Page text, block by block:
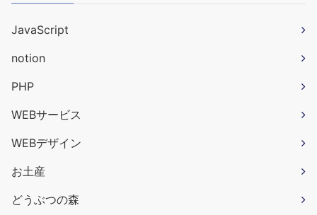
JavaScript
notion
PHP
WEBサービス
WEBデザイン
お土産
どうぶつの森